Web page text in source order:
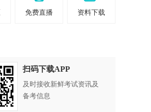
免费直播 资料下载
扫码下载APP
及时接收新鲜考试资讯及
备考信息